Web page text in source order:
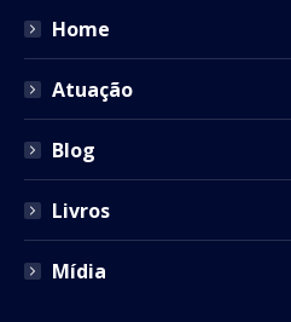
newnew
Home
Atuação
Blog
Livros
Mídia